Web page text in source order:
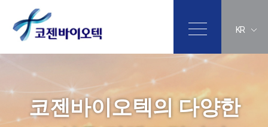
KR
코젠바이오텍의 다양한